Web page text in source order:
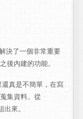
決了一個非常重要
後內建的功能。
真是不簡單，在寫
集資料。從
來。